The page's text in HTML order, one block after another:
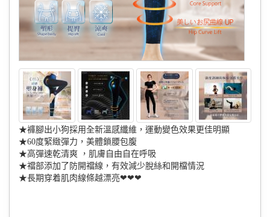
★褲腳出小狗採用全新溫感纖維，運動變色效果更佳明顯
★60度緊緻彈力，美體鎖腰包腹
★高彈速乾清爽 ，肌膚自由自在呼吸
★襠部添加了防開襠線，有效減少脫絲和開檔情況
★長期穿着肌肉線條越漂亮❤❤❤